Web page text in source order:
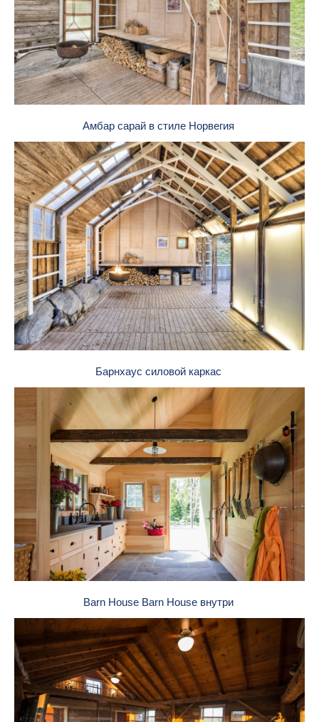
Амбар сарай в стиле Норвегия
Барнхаус силовой каркас
Barn House Barn House внутри